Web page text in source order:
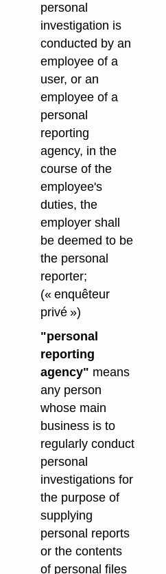
personal
investigation is
conducted by an
employee of a
user, or an
employee of a
personal
reporting
agency, in the
course of the
employee's
duties, the
employer shall
be deemed to be
the personal
reporter;
(« enquêteur
privé »)
"personal
reporting
agency" means
any person
whose main
business is to
regularly conduct
personal
investigations for
the purpose of
supplying
personal reports
or the contents
of personal files